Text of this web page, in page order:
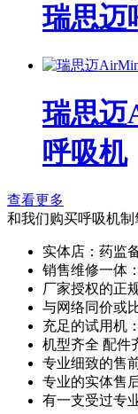
瑞思迈
瑞思迈
呼吸机
查看更多
和我们购买呼吸机
实体店：药监
销售维修一体
厂家授权的正
与网络同价或
充足的试用机
机型齐全 配件
专业细致的售
专业的实体售
有一支受过专